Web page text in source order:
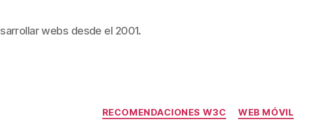
webs desde el 2001.
Categorías
RECOMENDACIONES W3C WEB MÓVIL